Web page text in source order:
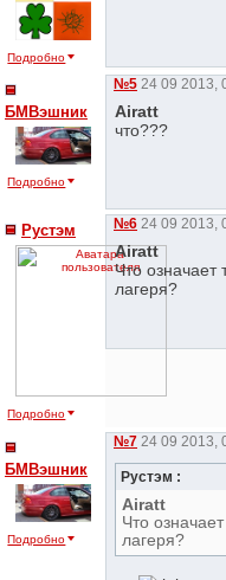
Подробно
БМВэшник
Подробно
№5 24 09 2013,
Airatt
что???
Рустэм
Подробно
№6 24 09 2013,
Airatt
Что означает
лагеря?
БМВэшник
Подробно
№7 24 09 2013,
Рустэм :
Airatt
Что
лагеря?